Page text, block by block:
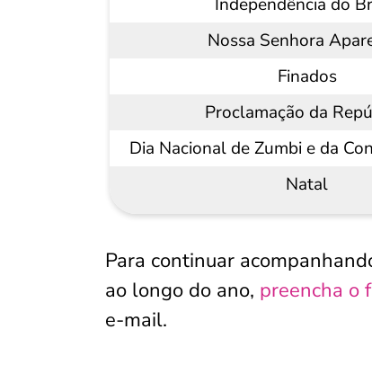
Nossa Senhora
Finados
Proclamação da
Dia Nacional de Zumbi e da
Natal
Para continuar
ao longo do ano, preencha o
e-mail.